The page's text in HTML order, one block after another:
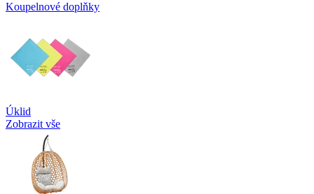
Koupelnové doplňky
Úklid
Zobrazit vše